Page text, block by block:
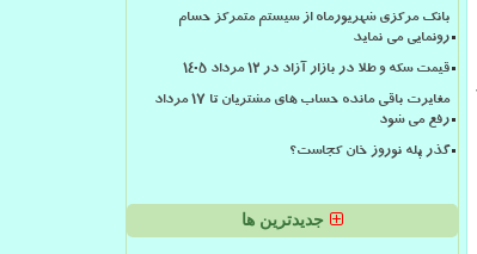
بانک مرکزی شهریورماه از سیستم متمرکز حسام
رونمایی می نماید
قیمت سکه و طلا در بازار آزاد در ۱۲ مرداد ۱۴۰۵
مغایرت باقی مانده حساب های مشتریان تا 17 مرداد
رفع می شود
گذر پله نوروز خان کجاست؟
جدیدترین ها